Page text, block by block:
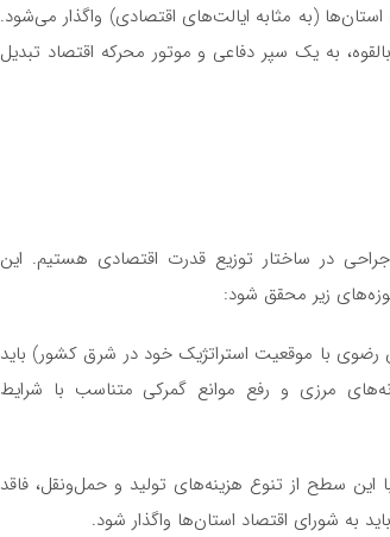
(به مثابه ایالت‌های اقتصادی) واگذار می‌شود.
به یک سپر دفاعی و موتور محرکه اقتصاد تبدیل
در ساختار توزیع قدرت اقتصادی هستیم. این
زیر محقق شود:
با موقعیت استراتژیک خود در شرق کشور) باید
مرزی و رفع موانع گمرکی متناسب با شرایط
سطح از تنوع هزینه‌های تولید و حمل‌ونقل، فاقد
به شورای اقتصاد استان‌ها واگذار شود.